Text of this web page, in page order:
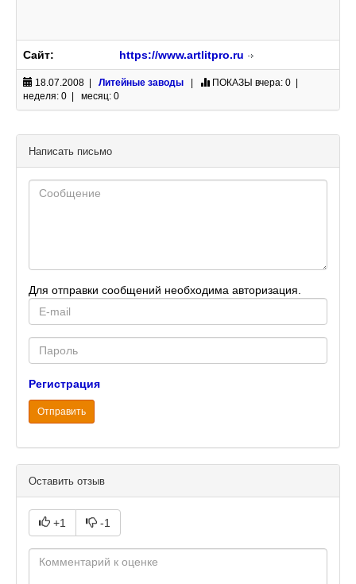
Сайт: https://www.artlitpro.ru
18.07.2008 | Литейные заводы ПОКАЗЫ вчера: 0 |
неделя: 0 | месяц: 0
Написать письмо
Для отправки сообщений необходима авторизация.
mail
Password
Регистрация
Отправить
Оставить отзыв
+1 -1